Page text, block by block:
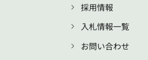
採用情報
入札情報一覧
お問い合わせ